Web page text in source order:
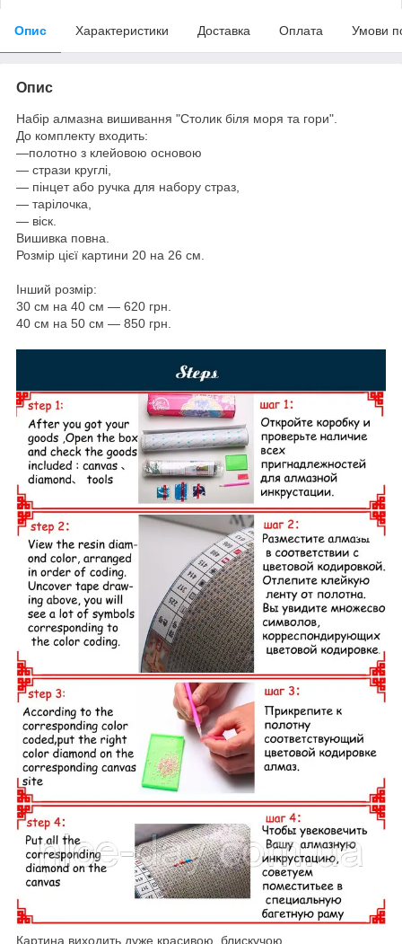
Опис Характеристики Доставка Оплата Умови
Опис
Набір алмазна вишивання "Столик біля моря та гори".
До комплекту входить:
―полотно з клейовою основою
― стрази круглі,
— пінцет або ручка для набору страз,
— тарілочка,
— віск.
Вишивка повна.
Розмір цієї картини 20 на 26 см.
Інший розмір:
30 см на 40 см — 620 грн.
40 см на 50 см — 850 грн.
Картина виходить дуже красивою, блискучою.